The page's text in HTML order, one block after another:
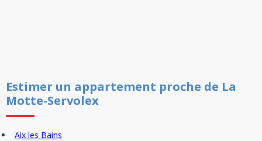
Estimer un appartement proche de La
Motte-Servolex
Aix les Bains